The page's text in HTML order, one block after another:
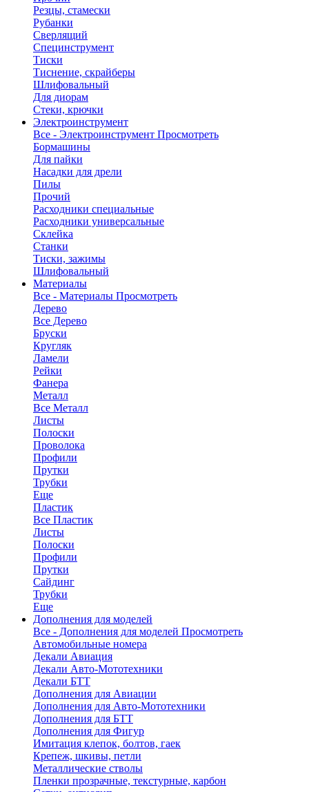
Резцы, стамески
Рубанки
Сверлящий
Специнструмент
Тиски
Тиснение, скрайберы
Шлифовальный
Для диорам
Стеки, крючки
Электроинструмент
Все - Электроинструмент Просмотреть
Бормашины
Для пайки
Насадки для дрели
Пилы
Прочий
Расходники специальные
Расходники универсальные
Склейка
Станки
Тиски, зажимы
Шлифовальный
Материалы
Все - Материалы Просмотреть
Дерево
Все Дерево
Бруски
Кругляк
Ламели
Рейки
Фанера
Металл
Все Металл
Листы
Полоски
Проволока
Профили
Прутки
Трубки
Еще
Пластик
Все Пластик
Листы
Полоски
Профили
Прутки
Сайдинг
Трубки
Еще
Дополнения для моделей
Все - Дополнения для моделей Просмотреть
Автомобильные номера
Декали Авиация
Декали Авто-Мототехники
Декали БТТ
Дополнения для Авиации
Дополнения для Авто-Мототехники
Дополнения для БТТ
Дополнения для Фигур
Имитация клепок, болтов, гаек
Крепеж, шкивы, петли
Металлические стволы
Пленки прозрачные, текстурные, карбон